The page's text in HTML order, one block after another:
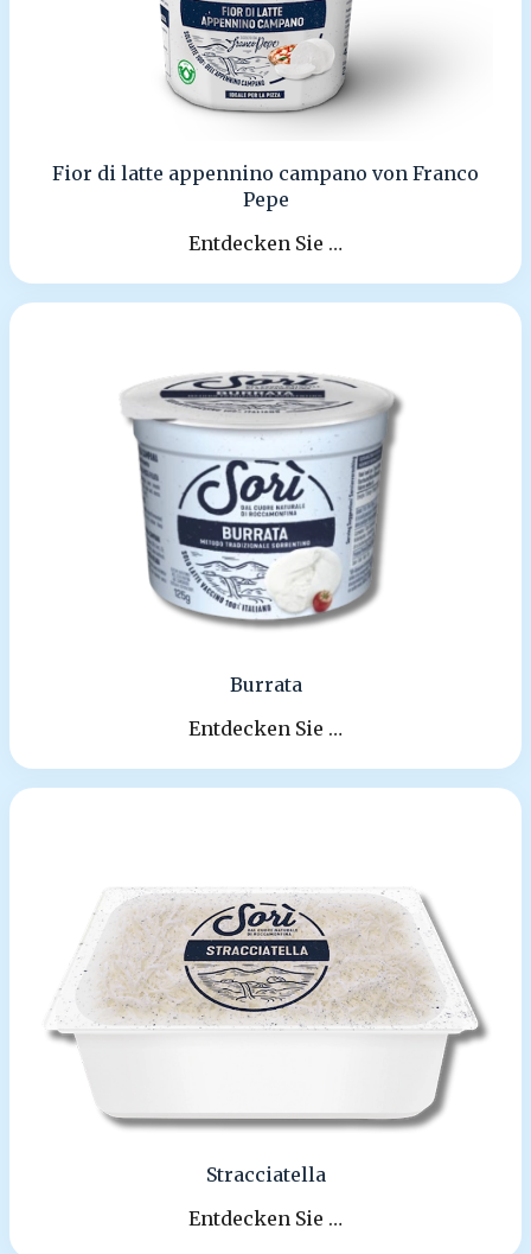
Fior di latte appennino campano von Franco
Pepe
Entdecken Sie …
Burrata
Entdecken Sie …
Stracciatella
Entdecken Sie …